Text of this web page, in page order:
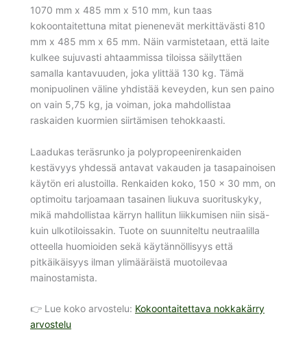
1070 mm x 485 mm x 510 mm, kun taas
kokoontaitettuna mitat pienenevät merkittävästi 810
mm x 485 mm x 65 mm. Näin varmistetaan, että laite
kulkee sujuvasti ahtaammissa tiloissa säilyttäen
samalla kantavuuden, joka ylittää 130 kg. Tämä
monipuolinen väline yhdistää keveyden, kun sen paino
on vain 5,75 kg, ja voiman, joka mahdollistaa
raskaiden kuormien siirtämisen tehokkaasti.
Laadukas teräsrunko ja polypropeenirenkaiden
kestävyys yhdessä antavat vakauden ja tasapainoisen
käytön eri alustoilla. Renkaiden koko, 150 x 30 mm, on
optimoitu tarjoamaan tasainen liukuva suorituskyky,
mikä mahdollistaa kärryn hallitun liikkumisen niin sisä-
kuin ulkotiloissakin. Tuote on suunniteltu neutraalilla
otteella huomioiden sekä käytännöllisyys että
pitkäikäisyys ilman ylimääräistä muotoilevaa
mainostamista.
👉 Lue koko arvostelu: Kokoontaitettava nokkakärry
arvostelu